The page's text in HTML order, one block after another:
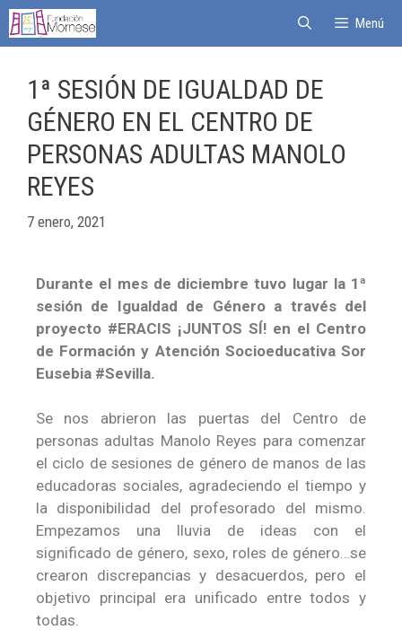
Menú
1ª SESIÓN DE IGUALDAD DE
GÉNERO EN EL CENTRO DE
PERSONAS ADULTAS MANOLO
REYES
7 enero, 2021
Durante el mes de diciembre tuvo lugar la 1ª
sesión de Igualdad de Género a través del
proyecto #ERACIS ¡JUNTOS SÍ! en el Centro
de Formación y Atención Socioeducativa Sor
Eusebia #Sevilla.
Se nos abrieron las puertas del Centro de
personas adultas Manolo Reyes para comenzar
el ciclo de sesiones de género de manos de las
educadoras sociales, agradeciendo el tiempo y
la disponibilidad del profesorado del mismo.
Empezamos una lluvia de ideas con el
significado de género, sexo, roles de género…se
crearon discrepancias y desacuerdos, pero el
objetivo principal era unificado entre todos y
todas.